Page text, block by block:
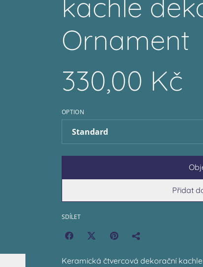
kachle
Ornament
330,00 Kč
OPTION
Přidat
SDÍLET
Keramická čtvercová dekorační